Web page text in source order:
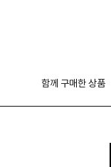
함께 구매한 상품